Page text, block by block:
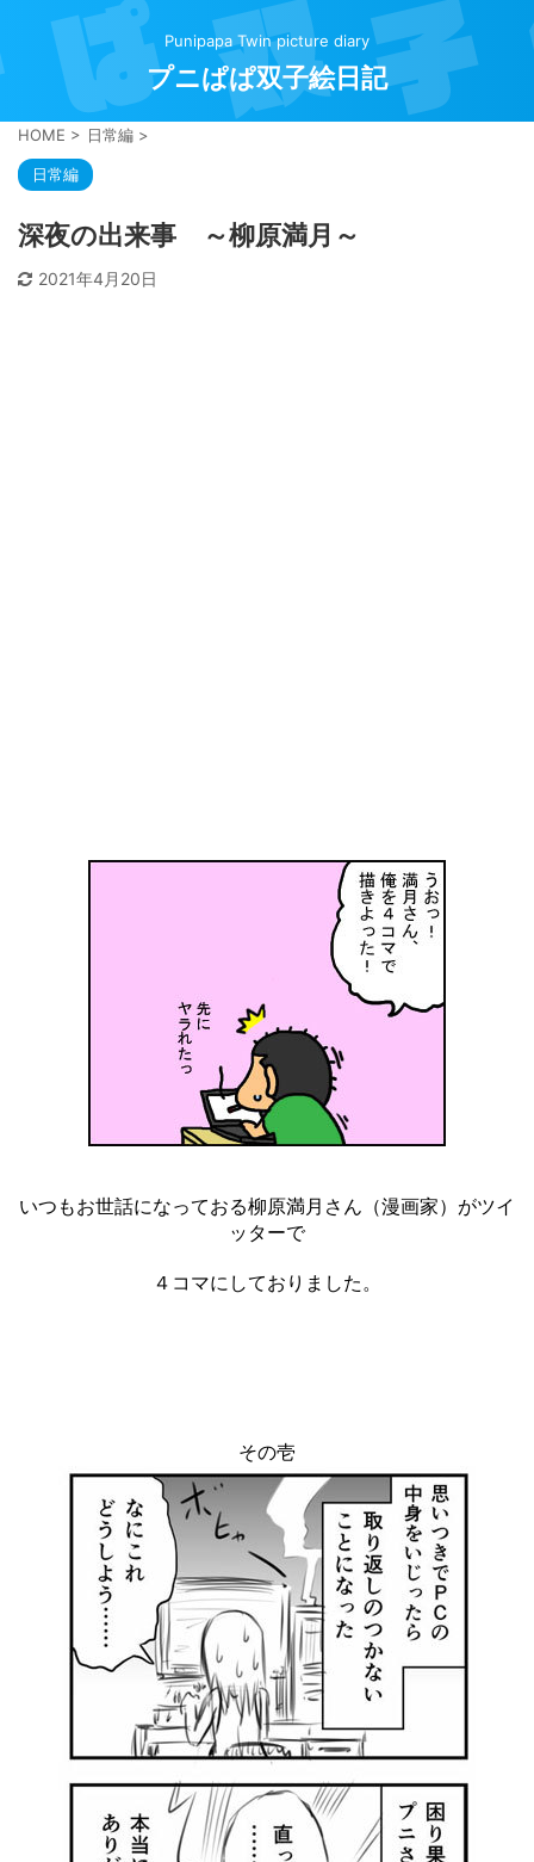
Punipapa Twin picture diary
プニぱぱ双子絵日記
HOME > 日常編 >
日常編
深夜の出来事 ～柳原満月～
2021年4月20日
いつもお世話になっておる柳原満月さん（漫画家）がツイ
ッターで
４コマにしておりました。
その壱